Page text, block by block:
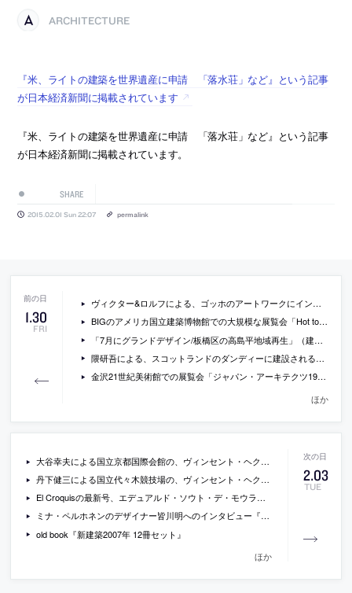
ARCHITECTURE
『米、ライトの建築を世界遺産に申請 「落水荘」など』という記事
が日本経済新聞に掲載されています
『米、ライトの建築を世界遺産に申請 「落水荘」など』という記事
が日本経済新聞に掲載されています。
SHARE
2015.02.01 Sun 22:07 permalink
1.30
FRI
ヴィクター&ロルフによる、ゴッホのアートワークにインスピレーションを受けた2015ssコレクションの写真
BIGのアメリカ国立建築博物館での大規模な展覧会「Hot to Cold」の会場写真
「7月にグランドデザイン/板橋区の高島平地域再生」（建設通信新聞）
隈研吾による、スコットランドのダンディーに建設されるヴィクトリア&アルバート博物館・新館のCG動画
金沢21世紀美術館での展覧会「ジャパン・アーキテクツ1945-2010」のキュレーターのフレデリック・ミゲルーのインタビュー（日本語字幕付）
ほか
2.03
TUE
大谷幸夫による国立京都国際会館の、ヴィンセント・ヘクトが撮影した動画
丹下健三による国立代々木競技場の、ヴィンセント・ヘクトが撮影した動画
El Croquisの最新号、エデュアルド・ソウト・デ・モウラ特集の書籍版
ミナ・ペルホネンのデザイナー皆川明へのインタビュー『「新しさ」は、ファッションの売りに、なりません。』
old book『新建築2007年 12冊セット』
ほか